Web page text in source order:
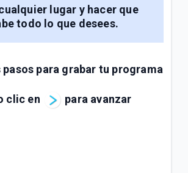
lugar y hacer que
todo lo que desees.
pasos para grabar tu programa
clic en para avanzar